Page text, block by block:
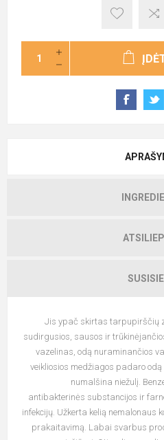
Jis ypač skirtas tarpupirščių
sudirgusios, sausos ir
vazelinas, odą nuraminančios
veikliosios medžiagos padaro
numalšina niežulį.
antibakterinės substancijos ir
infekcijų. Užkerta kelią nemalonaus
prakaitavimą. Labai svarbus